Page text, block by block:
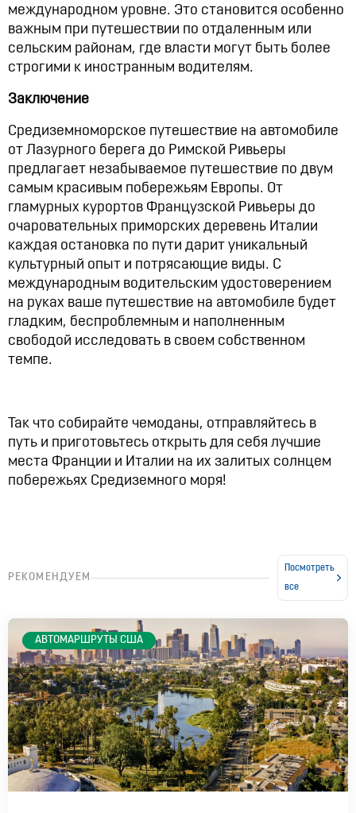
международном уровне. Это становится особенно
важным при путешествии по отдаленным или
сельским районам, где власти могут быть более
строгими к иностранным водителям.
Заключение
Средиземноморское путешествие на автомобиле
от Лазурного берега до Римской Ривьеры
предлагает незабываемое путешествие по двум
самым красивым побережьям Европы. От
гламурных курортов Французской Ривьеры до
очаровательных приморских деревень Италии
каждая остановка по пути дарит уникальный
культурный опыт и потрясающие виды. С
международным водительским удостоверением
на руках ваше путешествие на автомобиле будет
гладким, беспроблемным и наполненным
свободой исследовать в своем собственном
темпе.
Так что собирайте чемоданы, отправляйтесь в
путь и приготовьтесь открыть для себя лучшие
места Франции и Италии на их залитых солнцем
побережьях Средиземного моря!
РЕКОМЕНДУЕМ
Посмотреть
все
АВТОМАРШРУТЫ США